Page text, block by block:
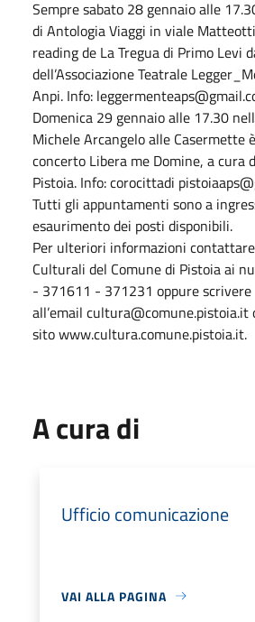
Sempre sabato 28 gennaio alle
di Antologia Viaggi in viale
reading de La Tregua di Primo Levi
dell’Associazione Teatrale
Anpi. Info:
Domenica 29 gennaio alle 17.30
Michele Arcangelo alle Casermette
concerto Libera me Domine, a cura
Pistoia. Info: corocittadi
Tutti gli appuntamenti sono a
esaurimento dei posti disponibili.
Per ulteriori informazioni
Culturali del Comune di Pistoia ai
- 371611 - 371231 oppure scrivere
all’email
sito www.cultura.comune.pistoia.it.
A cura di
Ufficio comunicazione
VAI ALLA PAGINA